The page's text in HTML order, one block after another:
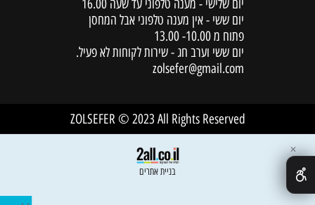
יום שלישי - מענה טלפוני עד שעה 16.00
יום ששי - אין מענה טלפוני אבל המחסן
פתוח מ 10.00- 13.00
יום ששי וערב חג - שירות לקוחות לא פעיל.
zolsefer@gmail.com
ZOLSEFER © 2023 All Rights Reserved
בניית אתרים
✕